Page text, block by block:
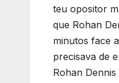
teu opositor
que Rohan
minutos face
precisava de
Rohan